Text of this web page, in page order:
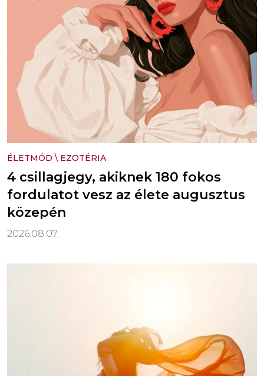
ÉLETMÓD \ EZOTÉRIA
4 csillagjegy, akiknek 180 fokos
fordulatot vesz az élete augusztus
közepén
2026.08.07.